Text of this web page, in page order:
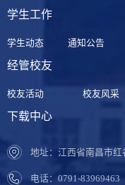
学生工作
学生动态 通知公告
经管校友
校友活动 校友风采
下载中心
地址：江西省南昌市
电话：0791-83969463